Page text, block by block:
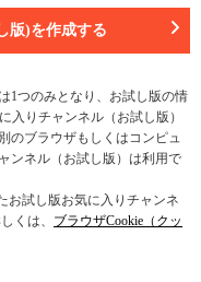
版)を作成する
1つのみとなり、お試し版の情
入りチャンネル（お試し版）
のブラウザもしくはコンピュ
ンネル（お試し版）は利用で
お試し版お気に入りチャンネ
くは、 ブラウザCookie（クッ